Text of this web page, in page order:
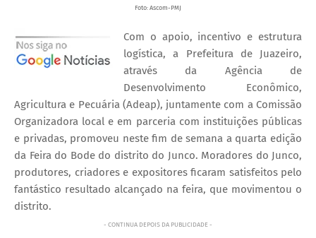
Foto: Ascom-PMJ
Com o apoio, incentivo e estrutura
logística, a Prefeitura de Juazeiro,
através da Agência de
Desenvolvimento Econômico,
Agricultura e Pecuária (Adeap), juntamente com a Comissão
Organizadora local e em parceria com instituições públicas
e privadas, promoveu neste fim de semana a quarta edição
da Feira do Bode do distrito do Junco. Moradores do Junco,
produtores, criadores e expositores ficaram satisfeitos pelo
fantástico resultado alcançado na feira, que movimentou o
distrito.
- CONTINUA DEPOIS DA PUBLICIDADE -